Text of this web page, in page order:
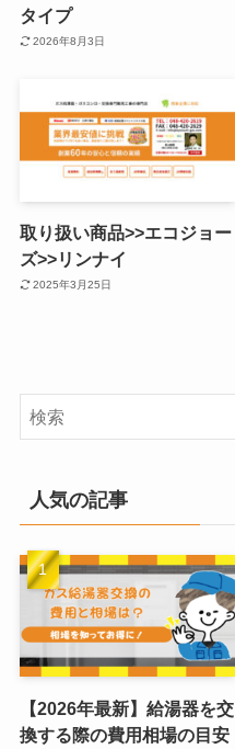
タイプ
2026年8月3日
取り扱い商品>>エコジョー
ズ>>リンナイ
2025年3月25日
人気の記事
【2026年最新】給湯器を交
換する際の費用相場の目安